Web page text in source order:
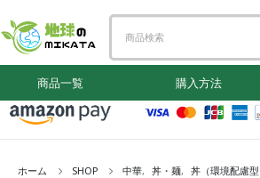
商品一覧 購入方法
ホーム SHOP 中華, 丼・麺, 丼（環境配慮型